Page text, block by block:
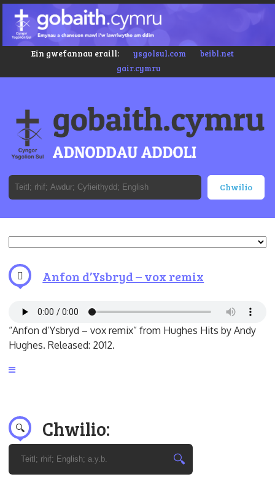
Ein gwefannau eraill: ysgolsul.com
beibl.net
gair.cymru
Anfon d’Ysbryd – vox remix
“Anfon d’Ysbryd – vox remix” from Hughes Hits by Andy
Hughes. Released: 2012.
Chwilio: